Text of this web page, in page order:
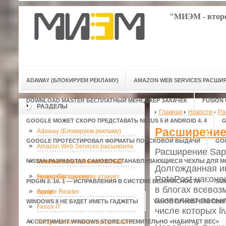
"МИЭМ -
ADAWAY (БЛОКИРУЕМ РЕКЛАМУ) AMAZON WEB SERVICES
DOWNLOAD MASTER БЕСПЛАТНЫЙ МЕНЕДЖЕР ЗАКАЧЕК
GOOGLE МОЖЕТ СКОРО ПРЕДСТАВАТЬ NEXUS 5 И ANDROID 4. 4
GOOGLE ПРОТЕСТИРОВАЛ ФОРМАТЫ ПОИСКОВОЙ ВЫДАЧИ
NISSAN РАЗРАБОТАЛ САМОВОССТАНАВЛИВАЮЩИЕСЯ ЧЕХЛЫ ДЛЯ
PIDGIN 2. 10. 1 — ИСПРАВЛЕНИЯ В СИСТЕМЕ БЕЗОПАСНОСТИ
WINDOWS 8 НЕ БУДЕТ ИМЕТЬ ГАДЖЕТЫ YAHOO ПРИОБРЕЛА
АССОРТИМЕНТ WINDOWS STORE СТРЕМИТЕЛЬНО «НАБИРАЕТ ВЕС»
РАЗДЕЛЫ
Adaway (Блокируем рекламу)
Amazon Web Services расширила
возможности облачной СУБД
Download Master бесплатный
менеджер закачек
Fusion Garage снова атакует
Apple
Google Reader
Fenox IT
Google может скоро представать
Главная Новости
Расширение
Долгожданная
RotaPost
в блогах
позволяет
числе которых